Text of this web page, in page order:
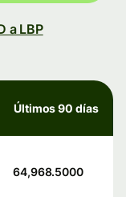
a LBP
Últimos 90 días
64,968.5000